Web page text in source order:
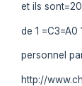
et ils sont=20
de 1
personnel
http://